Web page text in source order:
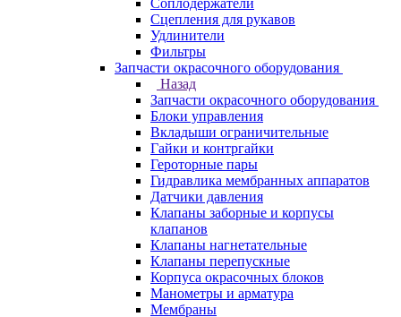
Соплодержатели
Сцепления для рукавов
Удлинители
Фильтры
Запчасти окрасочного оборудования
Назад
Запчасти окрасочного оборудования
Блоки управления
Вкладыши ограничительные
Гайки и контргайки
Героторные пары
Гидравлика мембранных аппаратов
Датчики давления
Клапаны заборные и корпусы
клапанов
Клапаны нагнетательные
Клапаны перепускные
Корпуса окрасочных блоков
Манометры и арматура
Мембраны